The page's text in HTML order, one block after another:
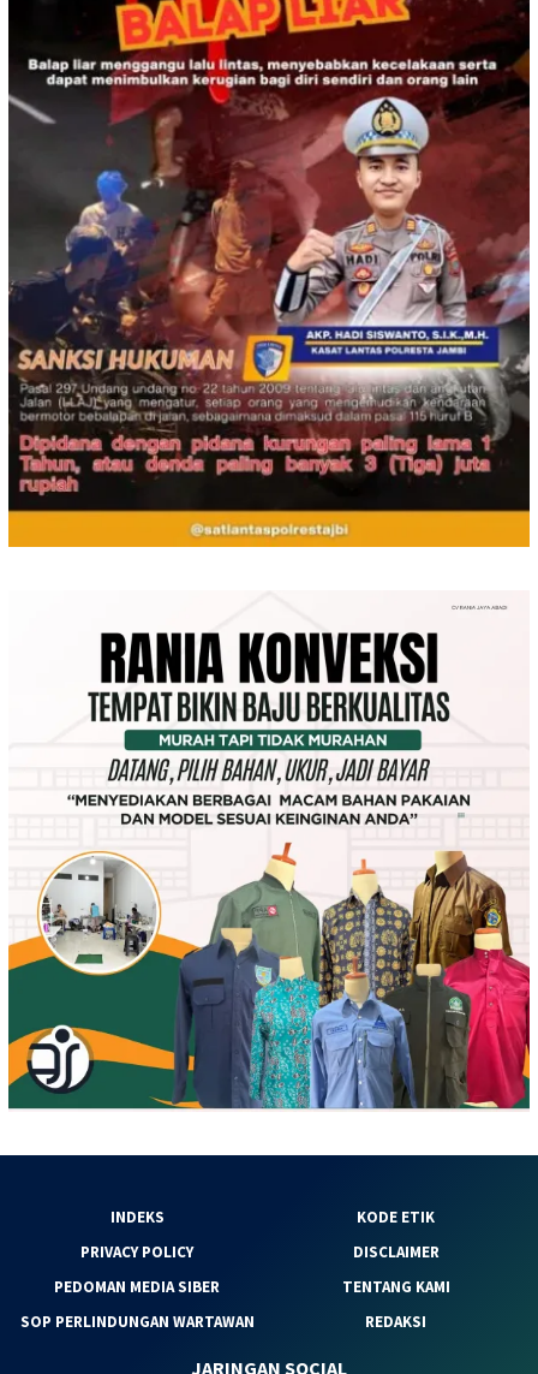
INDEKS
KODE ETIK
PRIVACY POLICY
DISCLAIMER
PEDOMAN MEDIA SIBER
TENTANG KAMI
SOP PERLINDUNGAN WARTAWAN
REDAKSI
JARINGAN SOCIAL